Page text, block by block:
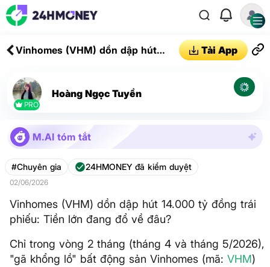
Vinhomes (VHM) dồn dập hút
đang đổ về đâu?
Tải App
PRO
Hoàng Ngọc Tuyền
M.AI tóm tắt
#Chuyên gia 24HMONEY đã kiểm duyệt
02/06/2026
Vinhomes (VHM) dồn dập hút 14.000 tỷ đồng trái
phiếu: Tiền lớn đang đổ về đâu?
Chỉ trong vòng 2 tháng (tháng 4 và tháng 5/2026),
"gã khổng lồ" bất động sản Vinhomes (mã: VHM)